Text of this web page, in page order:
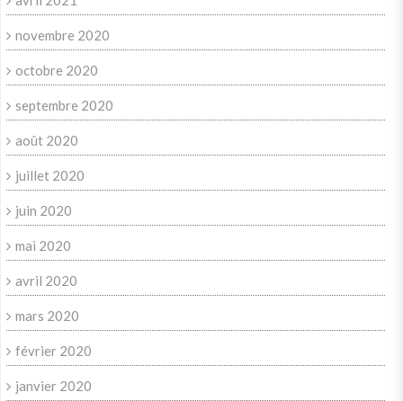
novembre 2020
octobre 2020
septembre 2020
août 2020
juillet 2020
juin 2020
mai 2020
avril 2020
mars 2020
février 2020
janvier 2020